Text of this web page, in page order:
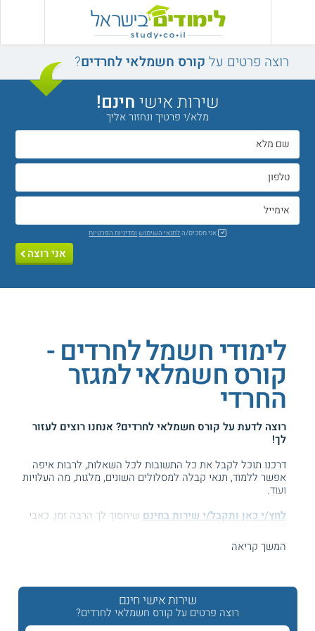
רוצה פרטים על קורס חשמלאי לחרדים?
שירות אישיחינם!
מלא/י פרטיך ונחזור אליך
אני מסכים/הלתנאי השימוש ומדיניות הפרטיות
אני רוצה
לימודי חשמל לחרדים -
קורס חשמלאי למגזר
החרדי
רוצה לדעת על קורס חשמלאי לחרדים? אנחנו רוצים לעזור
לך!
דרכנו תוכל לקבל את כל התשובות לכל השאלות, לרבות איפה
אפשר ללמוד, תנאי קבלה למסלולים השונים, מלגות, מה העלויות
ועוד.
לחץ/י כאן ותקבל/י שירות בחינם שיחסוך לך הרבה זמן, כאבי
המידע באתר הועיל ל87% מהגולשים.המשך קריאה
שירות אישי חינם
רוצה פרטים על קורס חשמלאי לחרדים?